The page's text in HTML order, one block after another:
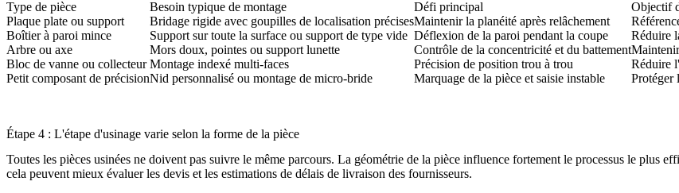
Type de pièce Besoin typique de montage Défi principal
Objectif
Plaque plate ou support
Bridage rigide avec goupilles de localisation précisesMaintenir la planéité après relâchement
Boîtier à paroi mince
Support sur toute la surface ou support de type vide Déflexion de la paroi pendant la coupe
Réduire
Arbre ou axe
Mors doux, pointes ou support lunette Contrôle de la concentricité et du battement
Bloc de vanne ou collecteur Montage indexé multi-faces Précision de position trou à trou
Réduire
Petit composant de précisionNid personnalisé ou montage de micro-bride Marquage de la pièce et saisie instable Protéger
Étape 4 : L'étape d'usinage varie selon la forme de la pièce
Toutes les pièces usinées ne doivent pas suivre le même parcours. La géométrie de la pièce influence fortement le processus le plus
cela peuvent mieux évaluer les devis et les estimations de délais de livraison des fournisseurs.